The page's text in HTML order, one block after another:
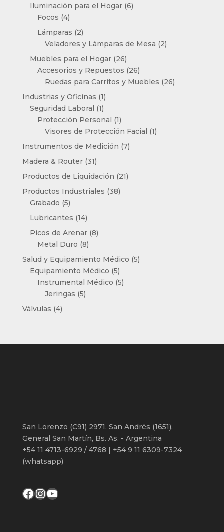
Iluminación para el Hogar 66
Focos 44
productos
Lámparas 22
productos
Veladores y Lámparas de Mesa 22
Muebles para el Hogar 2626
productos
Accesorios y Repuestos 2626
productos
Ruedas para Carritos y Muebles 2626
Industrias y Oficinas 11
producto
Seguridad Laboral 11
producto
Protección Personal 11
producto
Visores de Protección Facial 11
Instrumentos de Medición 77
Madera & Router 3131
productos
Productos de Liquidación 2121
Productos Industriales 3838
Grabado 55
productos
Lubricantes 1414
productos
Picos de Arenar 88
Metal Duro 88
productos
Salud y Equipamiento Médico 55
Equipamiento Médico 55
productos
Instrumental Médico 55
Jeringas 55
Válvulas 44
San Lorenzo (C91) 2971, San Andrés (1651),
General San Martín, Bs. As. - Argentina
+54 11 4713-6929 / 4768 | +54 9 11 6309-7324
(whatsapp)
Facebook
Instagram
YouTube